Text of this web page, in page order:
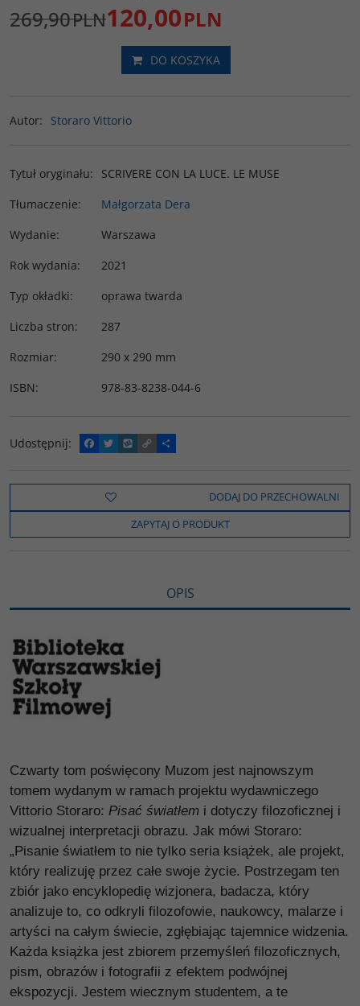
269,90PLN120,00PLN
DO KOSZYKA
Autor: Storaro Vittorio
Tytuł oryginału:
SCRIVERE CON LA LUCE. LE MUSE
Tłumaczenie:
Małgorzata Dera
Wydanie:
Warszawa
Rok wydania:
2021
Typ okładki:
oprawa twarda
Liczba stron:
287
Rozmiar:
290 x 290 mm
ISBN: 978-83-8238-044-6
Udostępnij:
F
a
e
o
T
w
t
t
e
W
y
o
C
o
y
i
n
k
P
o
z
e
l
s
DODAJ DO PRZECHOWALNI
ZAPYTAJ O PRODUKT
OPIS
Czwarty tom poświęcony Muzom jest najnowszym
tomem wydanym w ramach projektu wydawniczego
Vittorio Storaro: Pisać światłem i dotyczy filozoficznej i
wizualnej interpretacji obrazu. Jak mówi Storaro:
„Pisanie światłem to nie tylko seria książek, ale projekt,
który realizuję przez całe swoje życie. Postrzegam ten
zbiór jako encyklopedię wizjonera, badacza, który
analizuje to, co odkryli filozofowie, naukowcy, malarze i
artyści na całym świecie, zgłębiając tajemnice widzenia.
Każda książka jest zbiorem przemyśleń filozoficznych,
pism, obrazów i fotografii z efektem podwójnej
ekspozycji. Jestem wiecznym studentem, a te